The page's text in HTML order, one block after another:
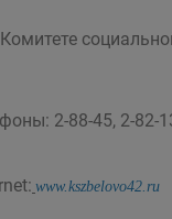
2-88-45, 2-82-
www.kszbelovo42.ru